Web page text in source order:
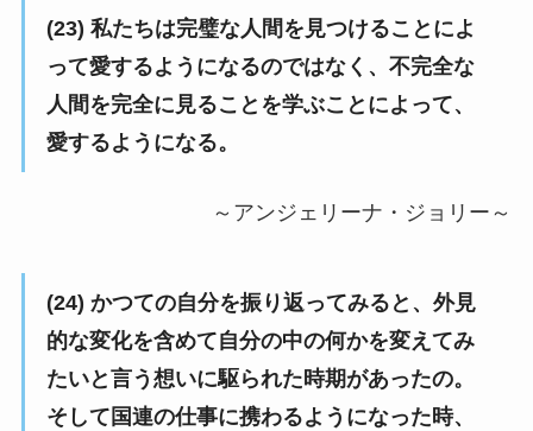
(23) 私たちは完璧な人間を見つけることによ
って愛するようになるのではなく、不完全な
人間を完全に見ることを学ぶことによって、
愛するようになる。
～アンジェリーナ・ジョリー～
(24) かつての自分を振り返ってみると、外見
的な変化を含めて自分の中の何かを変えてみ
たいと言う想いに駆られた時期があったの。
そして国連の仕事に携わるようになった時、